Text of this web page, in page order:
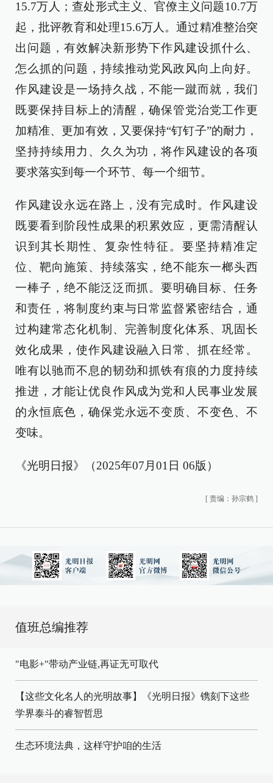
15.7万人；查处形式主义、官僚主义问题10.7万
起，批评教育和处理15.6万人。通过精准整治突
出问题，有效解决新形势下作风建设抓什么、
怎么抓的问题，持续推动党风政风向上向好。
作风建设是一场持久战，不能一蹴而就，我们
既要保持目标上的清醒，确保管党治党工作更
加精准、更加有效，又要保持“钉钉子”的耐力，
坚持持续用力、久久为功，将作风建设的各项
要求落实到每一个环节、每一个细节。
作风建设永远在路上，没有完成时。作风建设
既要看到阶段性成果的积累效应，更需清醒认
识到其长期性、复杂性特征。要坚持精准定
位、靶向施策、持续落实，绝不能东一榔头西
一棒子，绝不能泛泛而抓。要明确目标、任务
和责任，将制度约束与日常监督紧密结合，通
过构建常态化机制、完善制度化体系、巩固长
效化成果，使作风建设融入日常、抓在经常。
唯有以驰而不息的韧劲和抓铁有痕的力度持续
推进，才能让优良作风成为党和人民事业发展
的永恒底色，确保党永远不变质、不变色、不
变味。
《光明日报》（2025年07月01日 06版）
[ 责编：孙宗鹤 ]
值班总编推荐
"电影+"带动产业链,再证无可取代
【这些文化名人的光明故事】《光明日报》镌刻下这些
学界泰斗的睿智哲思
生态环境法典，这样守护咱的生活